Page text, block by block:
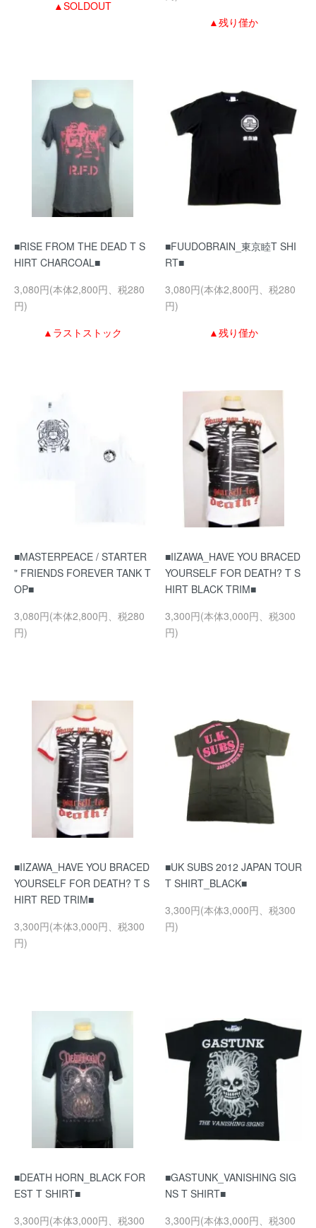
▲SOLDOUT
▲残り僅か
■RISE FROM THE DEAD T S
HIRT CHARCOAL■
3,080円(本体2,800円、税280
円)
▲ラストストック
■FUUDOBRAIN_東京睦T SHI
RT■
3,080円(本体2,800円、税280
円)
▲残り僅か
■MASTERPEACE / STARTER
" FRIENDS FOREVER TANK T
OP■
3,080円(本体2,800円、税280
円)
■IIZAWA_HAVE YOU BRACED
YOURSELF FOR DEATH? T S
HIRT BLACK TRIM■
3,300円(本体3,000円、税300
円)
■IIZAWA_HAVE YOU BRACED
YOURSELF FOR DEATH? T S
HIRT RED TRIM■
3,300円(本体3,000円、税300
円)
■UK SUBS 2012 JAPAN TOUR
T SHIRT_BLACK■
3,300円(本体3,000円、税300
円)
■DEATH HORN_BLACK FOR
EST T SHIRT■
3,300円(本体3,000円、税300
■GASTUNK_VANISHING SIG
NS T SHIRT■
3,300円(本体3,000円、税300